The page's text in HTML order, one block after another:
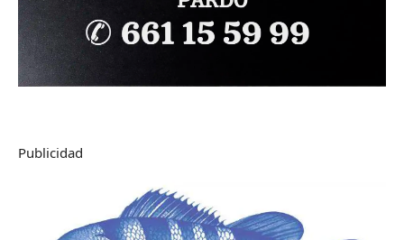
Publicidad